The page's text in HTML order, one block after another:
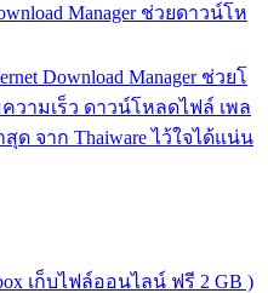
Manager ช่วยดาวน์โห
Download Manager ช่วยโ
วามเร็ว ดาวน์โหลดไฟล์ เพล
ด จาก Thaiware ไว้ใจได้แน่น
เก็บไฟล์ออนไลน์ ฟรี 2 GB )